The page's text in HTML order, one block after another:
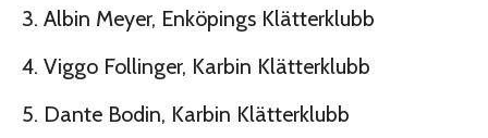
Albin Meyer, Enköpings Klätterklubb
Viggo Follinger, Karbin Klätterklubb
Dante Bodin, Karbin Klätterklubb